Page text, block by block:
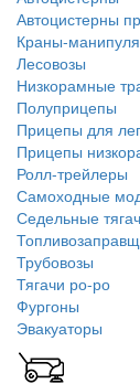
Автоцистерны
Краны-
Лесовозы
Низкорамные
Полуприцепы
Прицепы для
Прицепы
Ролл-трейлеры
Самоходные
Седельные
Трубовозы
Тягачи ро-ро
Фургоны
Эвакуаторы